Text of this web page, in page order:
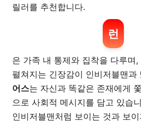
릴러를 추천합니다.
런
은 가족 내 통제와 집착을 다루며,
펼쳐지는 긴장감이 인비저블맨과
어스는 자신과 똑같은 존재에게
으로 사회적 메시지를 담고 있습
인비저블맨처럼 보이는 것과 보